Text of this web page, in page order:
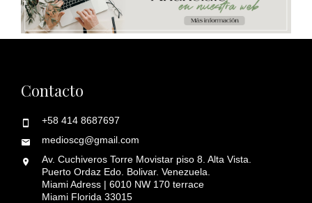
Contacto
+58 414 8687697
medioscg@gmail.com
Av. Cuchiveros Torre Movistar piso 8. Alta Vista.
Puerto Ordaz Edo. Bolivar. Venezuela.
Miami Adress | 6010 NW 170 terrace
Miami Florida 33015